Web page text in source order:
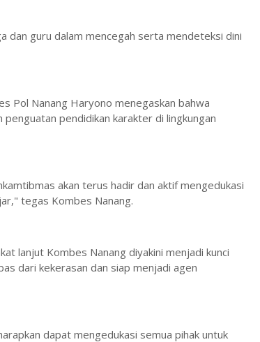
dan guru dalam mencegah serta mendeteksi dini
Pol Nanang Haryono menegaskan bahwa
pendidikan karakter di lingkungan
akan terus hadir dan aktif mengedukasi
tegas Kombes Nanang.
lanjut Kombes Nanang diyakini menjadi kunci
dari kekerasan dan siap menjadi agen
dapat mengedukasi semua pihak untuk